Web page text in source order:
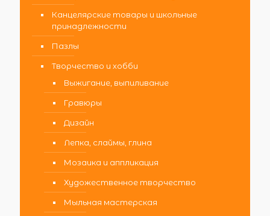
Канцелярские товары и школьные
принадлежности
Пазлы
Творчество и хобби
Выжигание, выпиливание
Гравюры
Дизайн
Лепка, слаймы, глина
Мозаика и аппликация
Художественное творчество
Мыльная мастерская